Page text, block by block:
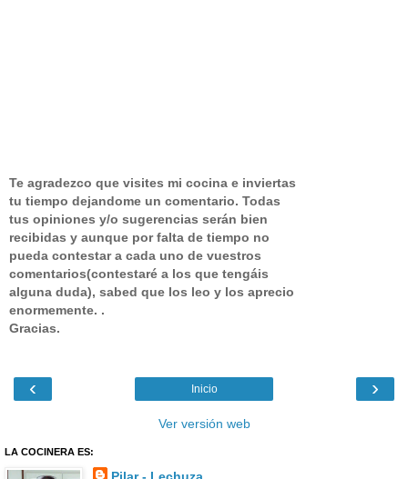
Te agradezco que visites mi cocina e inviertas
tu tiempo dejandome un comentario. Todas
tus opiniones y/o sugerencias serán bien
recibidas y aunque por falta de tiempo no
pueda contestar a cada uno de vuestros
comentarios(contestaré a los que tengáis
alguna duda), sabed que los leo y los aprecio
enormemente. .
Gracias.
‹ ›
Inicio
Ver versión web
LA COCINERA ES: